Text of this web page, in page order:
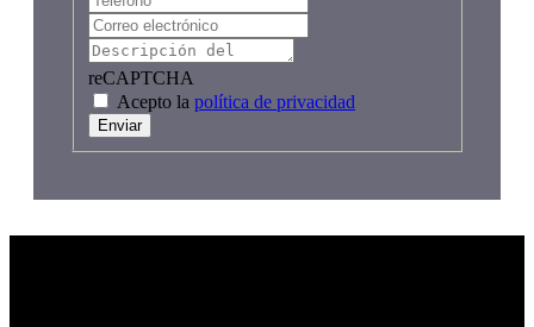
reCAPTCHA
Acepto la política de privacidad
Enviar